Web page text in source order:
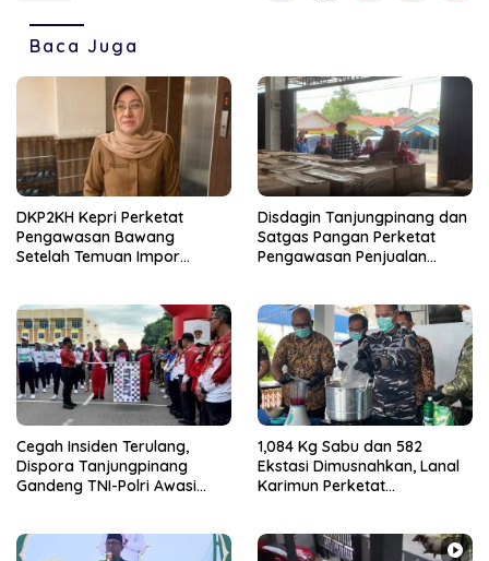
Baca Juga
DKP2KH Kepri Perketat
Pengawasan Bawang
Setelah Temuan Impor
Disdagin Tanjungpinang dan
Satgas Pangan Perketat
Pengawasan Penjualan
Cegah Insiden Terulang,
Dispora Tanjungpinang
Gandeng TNI-Polri Awasi
1,084 Kg Sabu dan 582
Ekstasi Dimusnahkan, Lanal
Karimun Perketat